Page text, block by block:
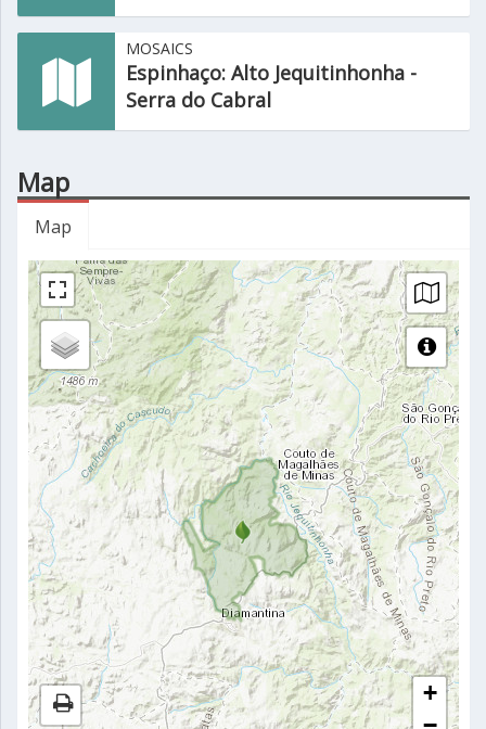
MOSAICS
Espinhaço: Alto Jequitinhonha -
Serra do Cabral
Map
Map
+